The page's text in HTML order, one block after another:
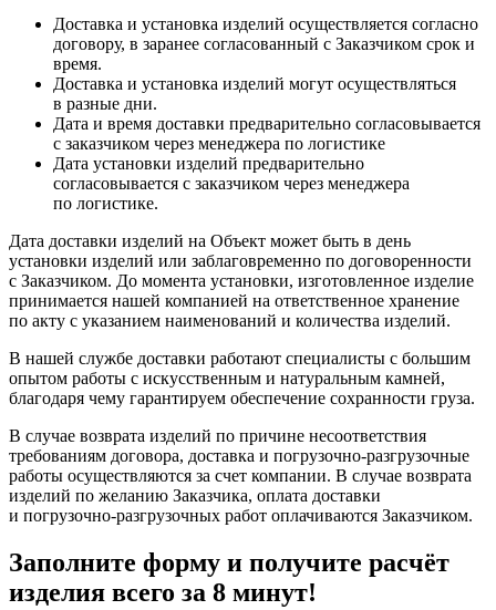
Доставка и установка изделий осуществляется согласно
договору, в заранее согласованный с Заказчиком срок и
время.
Доставка и установка изделий могут осуществляться
в разные дни.
Дата и время доставки предварительно согласовывается
с заказчиком через менеджера по логистике
Дата установки изделий предварительно
согласовывается с заказчиком через менеджера
по логистике.
Дата доставки изделий на Объект может быть в день
установки изделий или заблаговременно по договоренности
с Заказчиком. До момента установки, изготовленное изделие
принимается нашей компанией на ответственное хранение
по акту с указанием наименований и количества изделий.
В нашей службе доставки работают специалисты с большим
опытом работы с искусственным и натуральным камней,
благодаря чему гарантируем обеспечение сохранности груза.
В случае возврата изделий по причине несоответствия
требованиям договора, доставка и погрузочно-разгрузочные
работы осуществляются за счет компании. В случае возврата
изделий по желанию Заказчика, оплата доставки
и погрузочно-разгрузочных работ оплачиваются Заказчиком.
Заполните форму и получите расчёт
изделия всего за 8 минут!